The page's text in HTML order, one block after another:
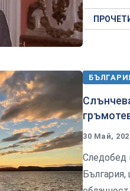
30 Май,
Следобед